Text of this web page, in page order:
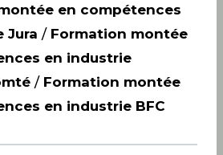
en compétences
Jura / Formation montée
en industrie
/ Formation montée
en industrie BFC